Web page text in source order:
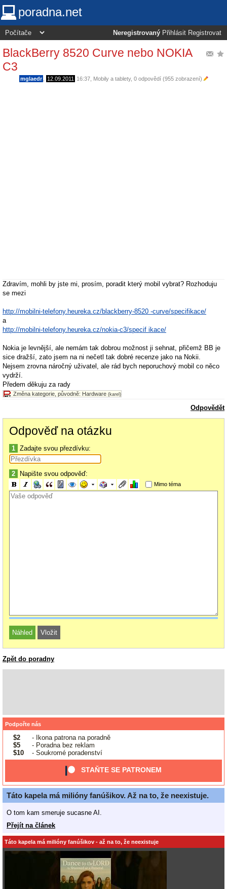
poradna.net
Neregistrovaný Přihlásit Registrovat
BlackBerry 8520 Curve nebo NOKIA
C3
mglaedr 12.09.2011 16:37 Mobily a tablety, 0 odpovědí (955 zobrazení)
Zdravím, mohli by jste mi, prosím, poradit který mobil vybrat? Rozhoduju
se mezi
http://mobilni-telefony.heureka.cz/blackberry-8520 -curve/specifikace/
a
http://mobilni-telefony.heureka.cz/nokia-c3/specif ikace/
Nokia je levnější, ale nemám tak dobrou možnost ji sehnat, přičemž BB je
sice dražší, zato jsem na ni nečetl tak dobré recenze jako na Nokii.
Nejsem zrovna náročný uživatel, ale rád bych neporuchový mobil co něco
vydrží.
Předem děkuju za rady
Změna kategorie, původně: Hardware (karel)
Odpovědět
Odpověď na otázku
1 Zadajte svou přezdívku:
2 Napište svou odpověď:
Mimo téma
Zpět do poradny
Podpořte nás
$2
- Ikona patrona na poradně
$5
- Poradna bez reklam
$10
- Soukromé poradenství
STAŇTE SE PATRONEM
Táto kapela má milióny fanúšikov. Až na to, že neexistuje.
O tom kam smeruje sucasne AI.
Přejít na článek
Táto kapela má milióny fanúšikov - až na to, že neexistuje